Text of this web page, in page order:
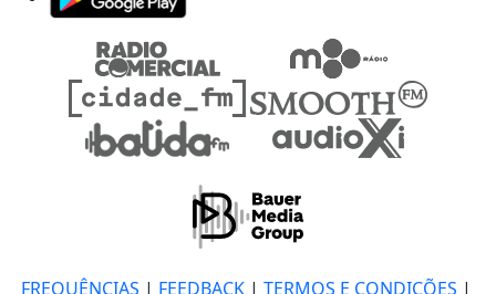
FREQUÊNCIAS | FEEDBACK| TERMOS E CONDIÇÕES |